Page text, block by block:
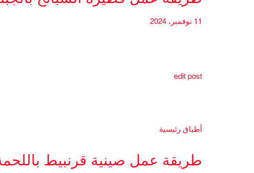
11 نوفمبر، 2024
edit post
أطباق رئيسية
طريقة عمل صينية قرنبيط